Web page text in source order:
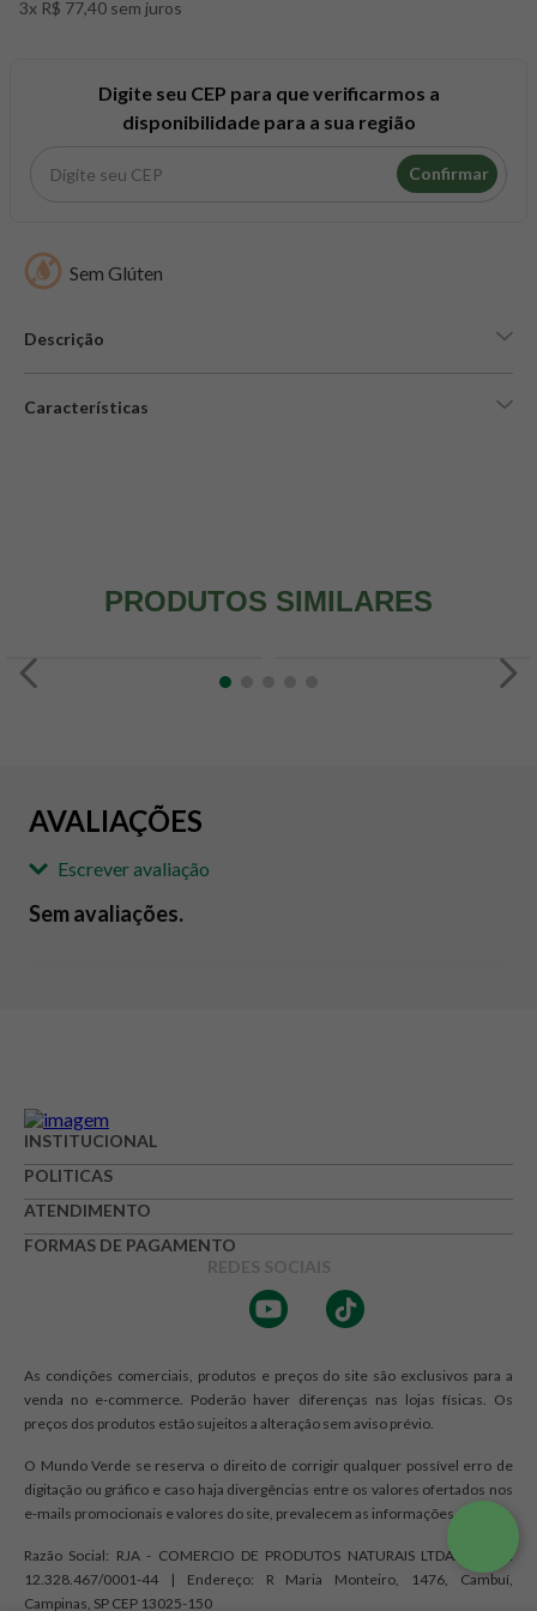
3x R$ 77,40 sem juros
Digite seu CEP para que verificarmos a
disponibilidade para a sua região
Confirmar
Sem Glúten
Descrição
Características
PRODUTOS SIMILARES
AVALIAÇÕES
Escrever avaliação
★★★☆
Seu nome
Escrever avaliação
ENVIAR AVALIAÇÃO
Sem avaliações.
INSTITUCIONAL
POLITICAS
ATENDIMENTO
FORMAS DE PAGAMENTO
REDES SOCIAIS
As condições comerciais, produtos e preços do site são exclusivos para a
venda no e-commerce. Poderão haver diferenças nas lojas físicas. Os
preços dos produtos estão sujeitos a alteração sem aviso prévio.
O Mundo Verde se reserva o direito de corrigir qualquer possível erro de
digitação ou gráfico e caso haja divergências entre os valores ofertados nos
e-mails promocionais e valores do site, prevalecem as informações do site.
Razão Social: RJA - COMERCIO DE PRODUTOS NATURAIS LTDA. | CNPJ:
12.328.467/0001-44 | Endereço: R Maria Monteiro, 1476, Cambuí,
Campinas, SP CEP 13025-150
8º snack proteico mundo verde